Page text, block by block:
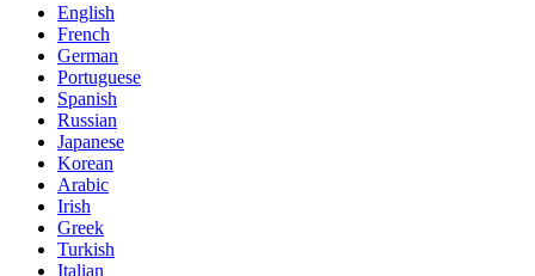
English
French
German
Portuguese
Spanish
Russian
Japanese
Korean
Arabic
Irish
Greek
Turkish
Italian